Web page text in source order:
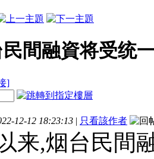
間融資将受统
]
12-12 18:23:13 | 只看該作者
来,烟台民間